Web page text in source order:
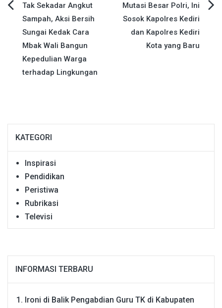
Navigasi
pos
Tak Sekadar Angkut
Sampah, Aksi Bersih
Sungai Kedak Cara
Mbak Wali Bangun
Kepedulian Warga
terhadap Lingkungan
Mutasi Besar Polri, Ini
Sosok Kapolres Kediri
dan Kapolres Kediri
Kota yang Baru
KATEGORI
Inspirasi
Pendidikan
Peristiwa
Rubrikasi
Televisi
INFORMASI TERBARU
Ironi di Balik Pengabdian Guru TK di Kabupaten